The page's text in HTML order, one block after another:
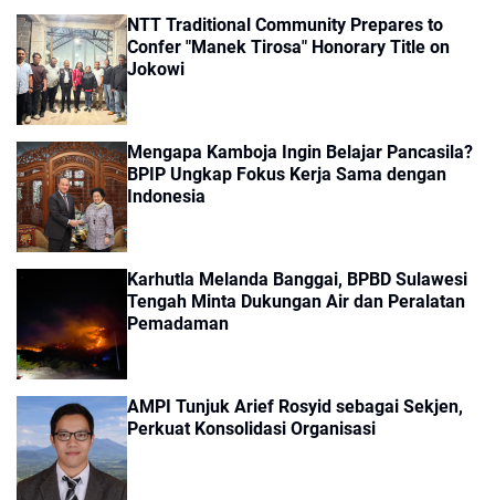
NTT Traditional Community Prepares to
Confer "Manek Tirosa" Honorary Title on
Jokowi
Mengapa Kamboja Ingin Belajar Pancasila?
BPIP Ungkap Fokus Kerja Sama dengan
Indonesia
Karhutla Melanda Banggai, BPBD Sulawesi
Tengah Minta Dukungan Air dan Peralatan
Pemadaman
AMPI Tunjuk Arief Rosyid sebagai Sekjen,
Perkuat Konsolidasi Organisasi